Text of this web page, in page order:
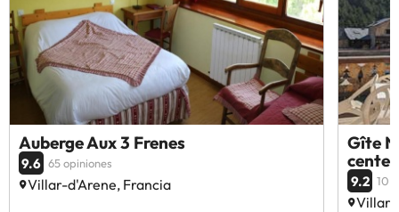
Auberge Aux 3 Frenes
9.6 65 opiniones
Villar-d'Arene, Francia
Gîte
9.2 10
Villar-